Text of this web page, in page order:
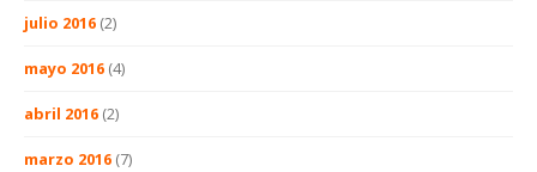
julio 2016 (2)
mayo 2016 (4)
abril 2016 (2)
marzo 2016 (7)